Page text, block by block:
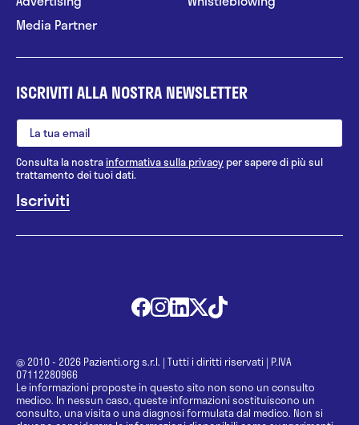
Media Partner
ISCRIVITI ALLA NOSTRA NEWSLETTER
Consulta la nostrainformativa sulla privacy per sapere di più sul
trattamento dei tuoi dati.
@ 2010 - 2026 Pazienti.org s.r.l. | Tutti i diritti riservati | P.IVA
07112280966
Le informazioni proposte in questo sito non sono un consulto
medico. In nessun caso, queste informazioni sostituiscono un
consulto, una visita o una diagnosi formulata dal medico. Non si